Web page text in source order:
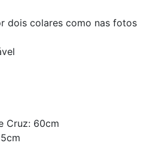
dois colares como nas fotos
Cruz: 60cm